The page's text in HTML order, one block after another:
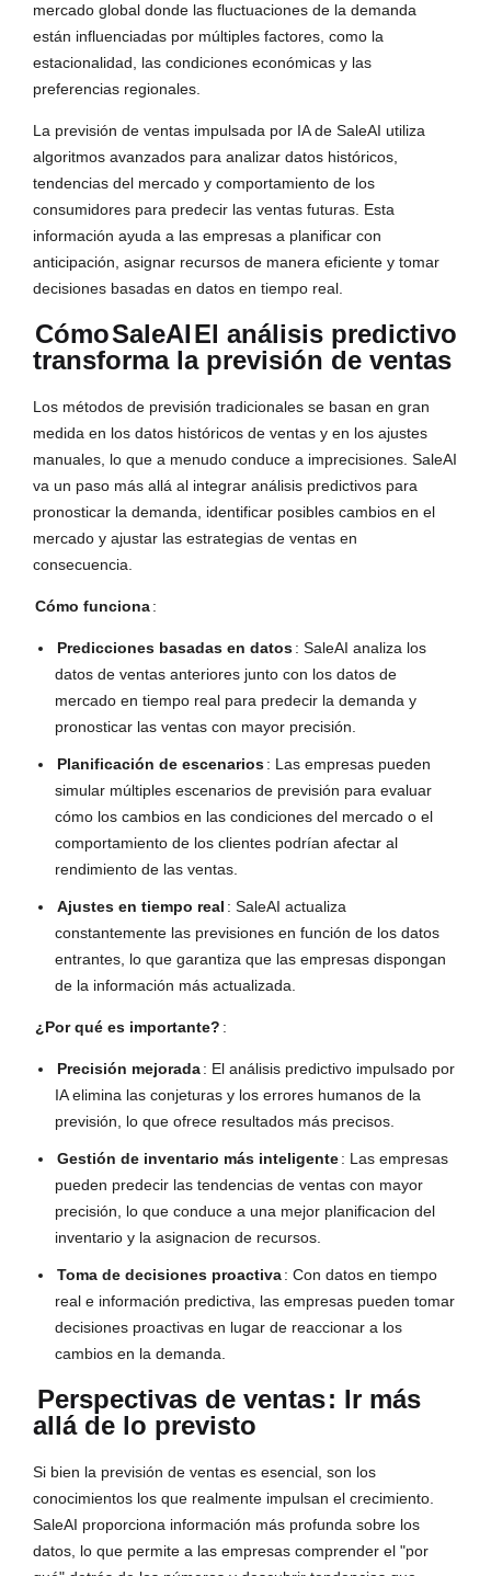
mercado global donde las fluctuaciones de la demanda
están influenciadas por múltiples factores, como la
estacionalidad, las condiciones económicas y las
preferencias regionales.
La previsión de ventas impulsada por IA de SaleAI utiliza
algoritmos avanzados para analizar datos históricos,
tendencias del mercado y comportamiento de los
consumidores para predecir las ventas futuras. Esta
información ayuda a las empresas a planificar con
anticipación, asignar recursos de manera eficiente y tomar
decisiones basadas en datos en tiempo real.
CómoSaleAIEl análisis predictivo
transforma la previsión de ventas
Los métodos de previsión tradicionales se basan en gran
medida en los datos históricos de ventas y en los ajustes
manuales, lo que a menudo conduce a imprecisiones. SaleAI
va un paso más allá al integrar análisis predictivos para
pronosticar la demanda, identificar posibles cambios en el
mercado y ajustar las estrategias de ventas en
consecuencia.
Cómo funciona:
Predicciones basadas en datos: SaleAI analiza los
datos de ventas anteriores junto con los datos de
mercado en tiempo real para predecir la demanda y
pronosticar las ventas con mayor precisión.
Planificación de escenarios: Las empresas pueden
simular múltiples escenarios de previsión para evaluar
cómo los cambios en las condiciones del mercado o el
comportamiento de los clientes podrían afectar al
rendimiento de las ventas.
Ajustes en tiempo real : SaleAI actualiza
constantemente las previsiones en función de los datos
entrantes, lo que garantiza que las empresas dispongan
de la información más actualizada.
¿Por qué es importante? :
Precisión mejorada: El análisis predictivo impulsado por
IA elimina las conjeturas y los errores humanos de la
previsión, lo que ofrece resultados más precisos.
Gestión de inventario más inteligente: Las empresas
pueden predecir las tendencias de ventas con mayor
precisión, lo que conduce a una mejor planificacion del
inventario y la asignacion de recursos.
Toma de decisiones proactiva: Con datos en tiempo
real e información predictiva, las empresas pueden tomar
decisiones proactivas en lugar de reaccionar a los
cambios en la demanda.
Perspectivas de ventas: Ir más
allá de lo previsto
Si bien la previsión de ventas es esencial, son los
conocimientos los que realmente impulsan el crecimiento.
SaleAI proporciona información más profunda sobre los
datos, lo que permite a las empresas comprender el "por